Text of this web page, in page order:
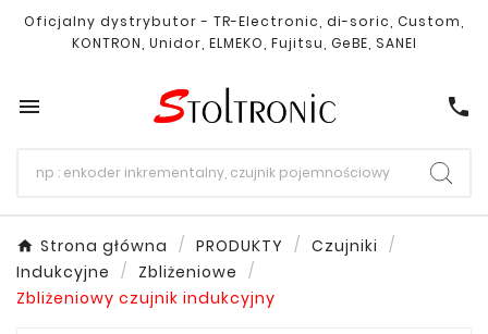
Oficjalny dystrybutor - TR-Electronic, di-soric, Custom,
KONTRON, Unidor, ELMEKO, Fujitsu, GeBE, SANEI
 call
Strona główna PRODUKTY
Czujniki
Indukcyjne
Zbliżeniowe
Zbliżeniowy czujnik indukcyjny